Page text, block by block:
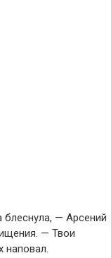
— Арсений
— Твои
наповал.